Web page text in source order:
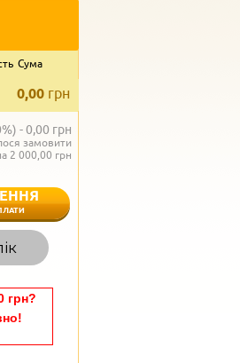
Сума
0,00 грн
-0,00 грн
замовити
2 000,00 грн
грн?